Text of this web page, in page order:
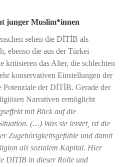
junger Muslim*innen
sehen die DİTİB als
ebenso die aus der Türkei
kritisieren das Alter, die schlechten
konservativen Einstellungen der
Potenziale der DİTİB. Gerade der
Narrativen ermöglicht
mit Blick auf die
(…) Was sie leistet, ist die
Zugehörigkeitsgefühle und damit
als sozialem Kapital. Hier
DİTİB in dieser Rolle und